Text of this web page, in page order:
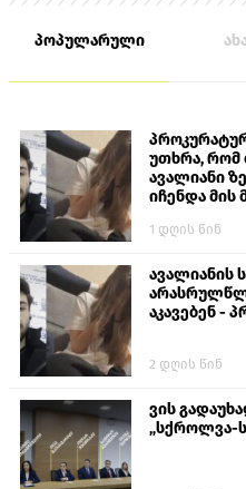
პოპულარული
უთხრა, რომ
ავალიანი
იჩენდა მის
თავს
1 დღის წინ
ავალიანის
აკავებენ -
2 დღის წინ
ვის
„სქროლვა-